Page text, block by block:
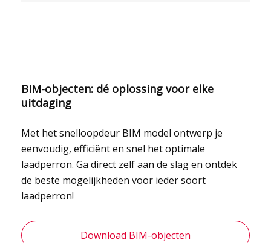
BIM-objecten: dé oplossing voor elke
uitdaging
Met het snelloopdeur BIM model ontwerp je
eenvoudig, efficiënt en snel het optimale
laadperron. Ga direct zelf aan de slag en ontdek
de beste mogelijkheden voor ieder soort
laadperron!
Download BIM-objecten